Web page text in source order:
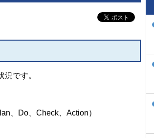
です。
、Do、Check、Action）